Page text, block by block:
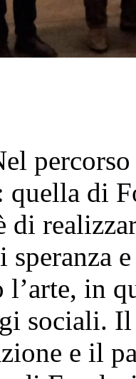
quella di
di
speranza
l’arte, in
sociali.
e il